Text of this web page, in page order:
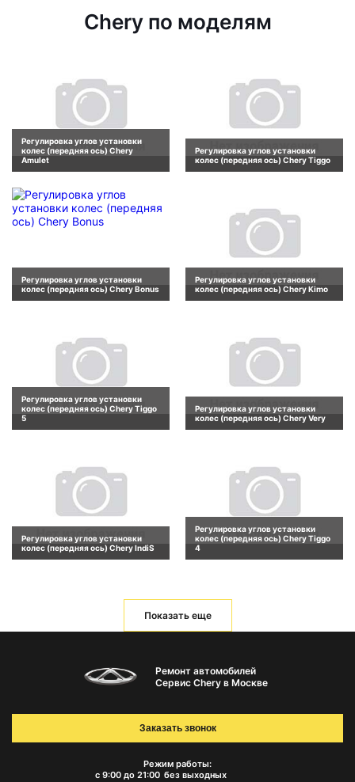
Chery по моделям
Регулировка углов установки
колес (передняя ось) Chery
Amulet
Регулировка углов установки
колес (передняя ось) Chery Tiggo
Регулировка углов установки
колес (передняя ось) Chery Bonus
Регулировка углов установки
колес (передняя ось) Chery Kimo
Регулировка углов установки
колес (передняя ось) Chery Tiggo
5
Регулировка углов установки
колес (передняя ось) Chery Very
Регулировка углов установки
колес (передняя ось) Chery IndiS
Регулировка углов установки
колес (передняя ось) Chery Tiggo
4
Показать еще
Ремонт автомобилей
Сервис Chery в Москве
Режим работы:
с 9:00 до 21:00 без выходных
Заказать звонок